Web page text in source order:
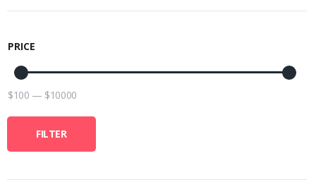
PRICE
$100 — $10000
FILTER